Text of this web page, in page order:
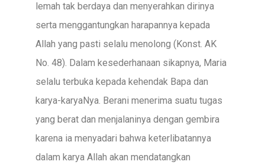
lemah tak berdaya dan menyerahkan dirinya
serta menggantungkan harapannya kepada
Allah yang pasti selalu menolong (Konst. AK
No. 48). Dalam kesederhanaan sikapnya, Maria
selalu terbuka kepada kehendak Bapa dan
karya-karyaNya. Berani menerima suatu tugas
yang berat dan menjalaninya dengan gembira
karena ia menyadari bahwa keterlibatannya
dalam karya Allah akan mendatangkan